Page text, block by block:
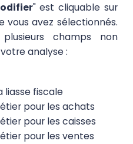
" est cliquable sur
vous avez sélectionnés.
champs non
analyse :
liasse fiscale
pour les achats
pour les caisses
pour les ventes